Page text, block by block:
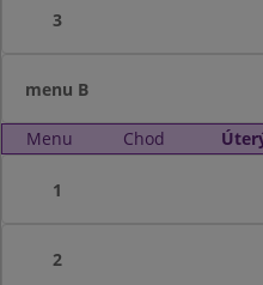
3
menu B
Menu Chod
1
2